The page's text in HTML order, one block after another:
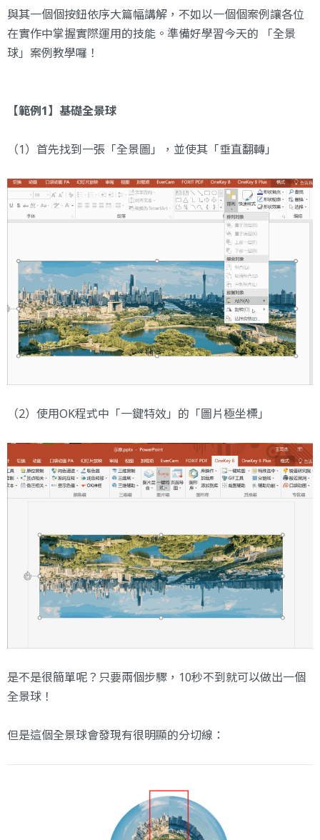
與其一個個按鈕依序大篇幅講解，不如以一個個案例讓各位
在實作中掌握實際運用的技能。準備好學習今天的 「全景
球」案例教學囉！
【範例1】基礎全景球
（1）首先找到一張「全景圖」，並使其「垂直翻轉」
（2）使用OK程式中「一鍵特效」的「圖片極坐標」
是不是很簡單呢？只要兩個步驟，10秒不到就可以做出一個
全景球！
但是這個全景球會發現有很明顯的分切線：